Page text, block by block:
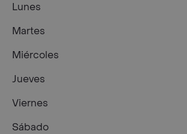
Lunes
Martes
Miércoles
Jueves
Viernes
Sábado